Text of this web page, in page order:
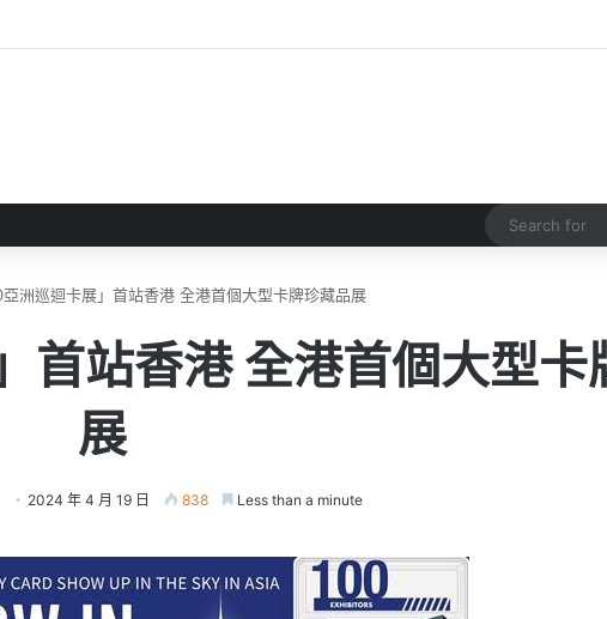
事件的起源！？
亞洲巡迴卡展」首站香港 全港首個大型卡牌珍藏品展
首站香港 全港首個大型
展
2024 年 4 月 19 日 838 Less than a minute